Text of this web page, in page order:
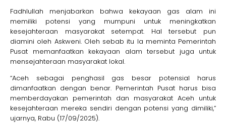
Fadhlullah menjabarkan bahwa kekayaan gas alam ini
memiliki potensi yang mumpuni untuk meningkatkan
kesejahteraan masyarakat setempat. Hal tersebut pun
diamini oleh Askweni. Oleh sebab itu Ia meminta Pemerintah
Pusat memanfaatkan kekayaan alam tersebut juga untuk
mensejahteraan masyarakat lokal.
“Aceh sebagai penghasil gas besar potensial harus
dimanfaatkan dengan benar. Pemerintah Pusat harus bisa
memberdayakan pemerintah dan masyarakat Aceh untuk
kesejahteraan mereka sendiri dengan potensi yang dimiliki,”
ujarnya, Rabu (17/09/2025).